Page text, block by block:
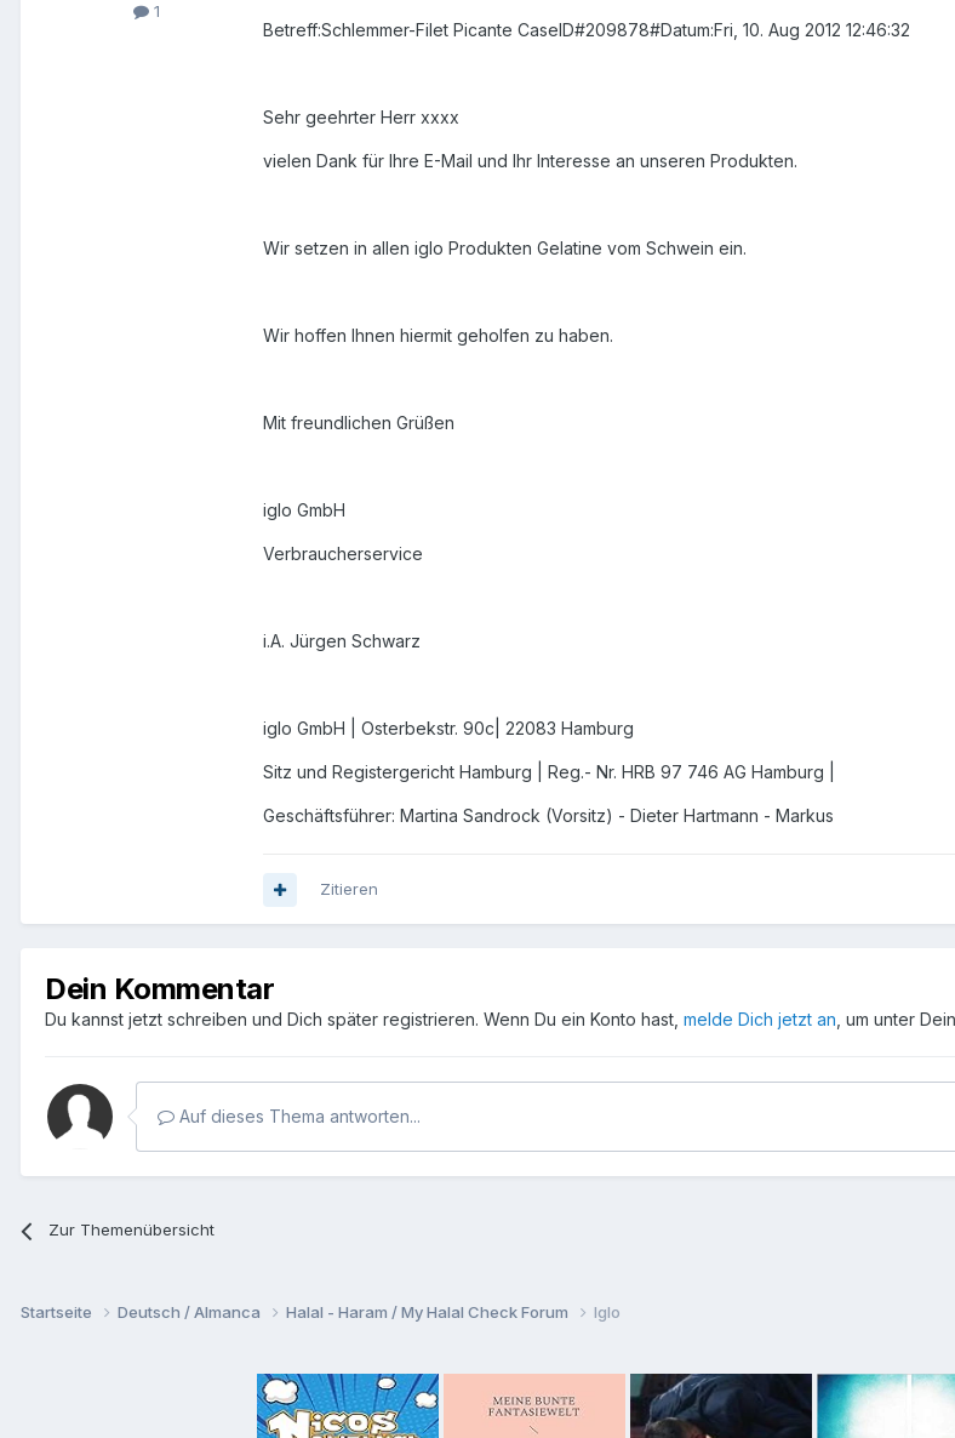
1
Betreff:Schlemmer-Filet Picante CaseID#209878#Datum:Fri, 10. Aug 2012 12:46:32
Sehr geehrter Herr xxxx
vielen Dank für Ihre E-Mail und Ihr Interesse an unseren Produkten.
Wir setzen in allen iglo Produkten Gelatine vom Schwein ein.
Wir hoffen Ihnen hiermit geholfen zu haben.
Mit freundlichen Grüßen
iglo GmbH
Verbraucherservice
i.A. Jürgen Schwarz
iglo GmbH | Osterbekstr. 90c| 22083 Hamburg
Sitz und Registergericht Hamburg | Reg.- Nr. HRB 97 746 AG Hamburg |
Geschäftsführer: Martina Sandrock (Vorsitz) - Dieter Hartmann - Markus
Zitieren
Dein Kommentar
Du kannst jetzt schreiben und Dich später registrieren. Wenn Du ein Konto hast, melde Dich jetzt an , um unter
Auf dieses Thema antworten...
Zur Themenübersicht
Startseite Deutsch / Almanca Halal - Haram / My Halal Check Forum Iglo